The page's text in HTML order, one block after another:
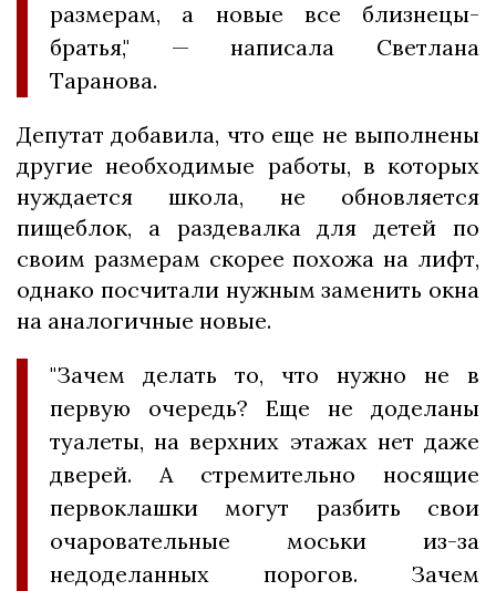
размерам, а новые все близнецы-
братья," — написала Светлана
Таранова.
Депутат добавила, что еще не выполнены
другие необходимые работы, в которых
нуждается школа, не обновляется
пищеблок, а раздевалка для детей по
своим размерам скорее похожа на лифт,
однако посчитали нужным заменить окна
на аналогичные новые.
"Зачем делать то, что нужно не в
первую очередь? Еще не доделаны
туалеты, на верхних этажах нет даже
дверей. А стремительно носящие
первоклашки могут разбить свои
очаровательные моськи из-за
недоделанных порогов. Зачем